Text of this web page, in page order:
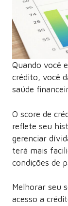
Quando você
crédito, você
saúde
O score de
reflete seu
gerenciar
terá mais
condições de
Melhorar seu
acesso a